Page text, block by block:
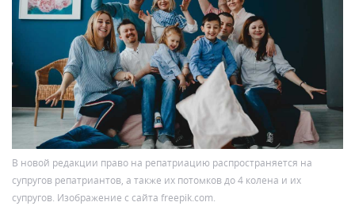
В новой редакции право на репатриацию распространяется на
супругов репатриантов, а также их потомков до 4 колена и их
супругов. Изображение с сайта freepik.com.